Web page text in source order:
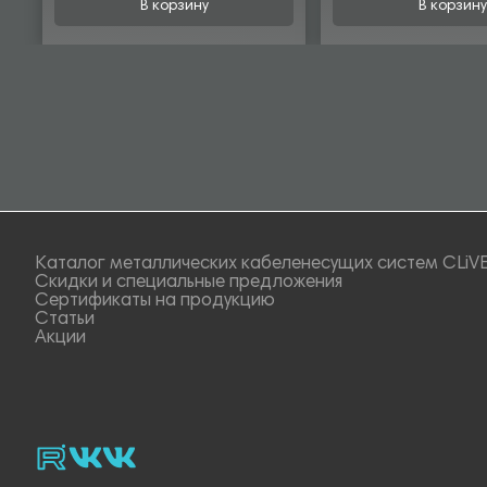
В корзину В корзину
Каталог металлических кабеленесущих систем CLiVE
Скидки и специальные предложения
Сертификаты на продукцию
Статьи
Акции
rutubevk_video.
Vk.